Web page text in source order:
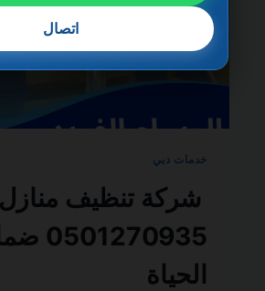
خدمات دبي
شركة تنظيف
الحياة
اتصال